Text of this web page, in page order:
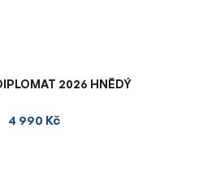
2026 HNĚDÝ
4 990 Kč